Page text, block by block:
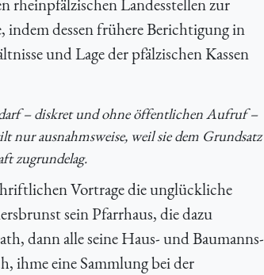
indem dessen frühere Berichtigung in
und Lage der pfälzischen Kassen
– diskret und ohne öffentlichen Aufruf –
nur ausnahmsweise, weil sie dem Grundsatz
zugrundelag.
Vortrage die unglückliche
sein Pfarrhaus, die dazu
dann alle seine Haus- und Baumanns-
ihme eine Sammlung bei der